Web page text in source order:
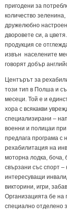
пригодени за
количество
дружелюбно
дворовете си, а
продукция се
извън населените
говорят добър
Центърът за
този тип в Полша и
месеци. Той е и
хора с всякакви
специализирани –
военни и полицаи
предлага програма с
рехабилитация на
моторна лодка, боча,
свързани със спорт –
интересуващи
викторини, игри,
Организацията бе на
специално отделено